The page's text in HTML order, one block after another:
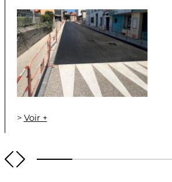
> Voir +